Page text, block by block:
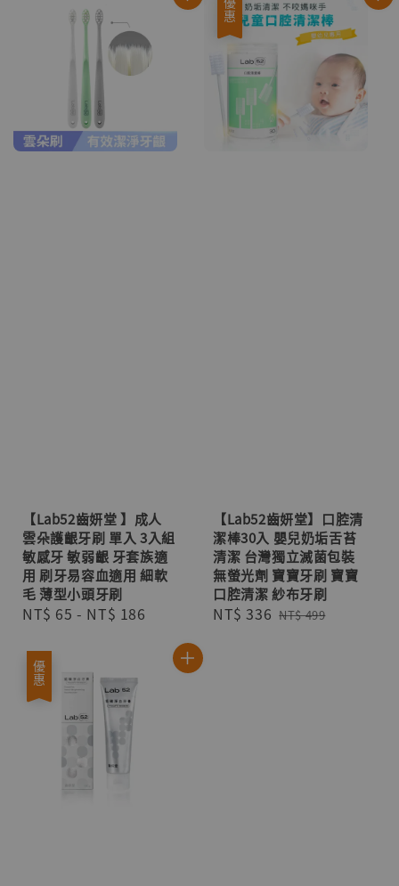
【Lab52齒妍堂 】成人
雲朵護齦牙刷 單入 3入組
敏感牙 敏弱齦 牙套族適
用 刷牙易容血適用 細軟
毛 薄型小頭牙刷
Regular
NT$ 65 - NT$ 186
優惠
【Lab52齒妍堂】口腔清
潔棒30入 嬰兒奶垢舌苔
清潔 台灣獨立滅菌包裝
無螢光劑 寶寶牙刷 寶寶
口腔清潔 紗布牙刷
Sale
NT$ 336 Regular
NT$ 499
優惠